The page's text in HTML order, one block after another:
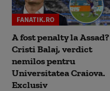
FANATIK.RO
A fost penalty la Assad?
Cristi Balaj, verdict
nemilos pentru
Universitatea Craiova.
Exclusiv